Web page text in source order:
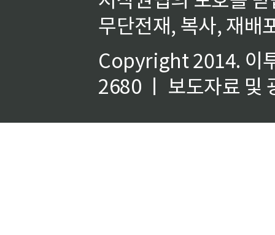
무단전재, 복사, 재배
Copyright 2014. 이
2680 ㅣ 보도자료